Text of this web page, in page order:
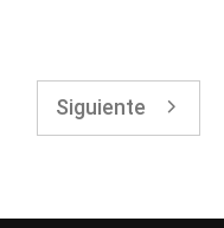
Siguiente